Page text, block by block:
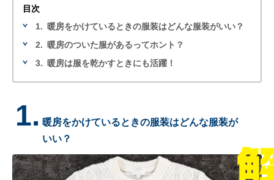
目次
1. 暖房をかけているときの服装はどんな服装がいい？
2. 暖房のついた服があるってホント？
3. 暖房は服を乾かすときにも活躍！
1. 暖房をかけているときの服装はどんな服装が
いい？